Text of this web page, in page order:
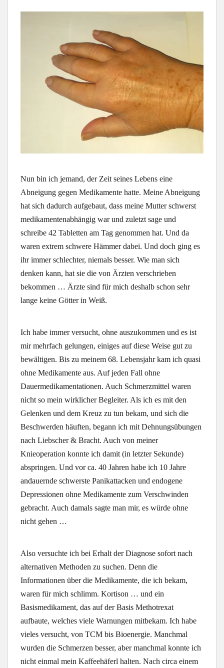
Nun bin ich jemand, der Zeit seines Lebens eine
Abneigung gegen Medikamente hatte. Meine Abneigung
hat sich dadurch aufgebaut, dass meine Mutter schwerst
medikamentenabhängig war und zuletzt sage und
schreibe 42 Tabletten am Tag genommen hat. Und da
waren extrem schwere Hämmer dabei. Und doch ging es
ihr immer schlechter, niemals besser. Wie man sich
denken kann, hat sie die von Ärzten verschrieben
bekommen … Ärzte sind für mich deshalb schon sehr
lange keine Götter in Weiß.
Ich habe immer versucht, ohne auszukommen und es ist
mir mehrfach gelungen, einiges auf diese Weise gut zu
bewältigen. Bis zu meinem 68. Lebensjahr kam ich quasi
ohne Medikamente aus. Auf jeden Fall ohne
Dauermedikamentationen. Auch Schmerzmittel waren
nicht so mein wirklicher Begleiter. Als ich es mit den
Gelenken und dem Kreuz zu tun bekam, und sich die
Beschwerden häuften, begann ich mit Dehnungsübungen
nach Liebscher & Bracht. Auch von meiner
Knieoperation konnte ich damit (in letzter Sekunde)
abspringen. Und vor ca. 40 Jahren habe ich 10 Jahre
andauernde schwerste Panikattacken und endogene
Depressionen ohne Medikamente zum Verschwinden
gebracht. Auch damals sagte man mir, es würde ohne
nicht gehen …
Also versuchte ich bei Erhalt der Diagnose sofort nach
alternativen Methoden zu suchen. Denn die
Informationen über die Medikamente, die ich bekam,
waren für mich schlimm. Kortison … und ein
Basismedikament, das auf der Basis Methotrexat
aufbaute, welches viele Warnungen mitbekam. Ich habe
vieles versucht, von TCM bis Bioenergie. Manchmal
wurden die Schmerzen besser, aber manchmal konnte ich
nicht einmal mein Kaffeehäferl halten. Nach circa einem